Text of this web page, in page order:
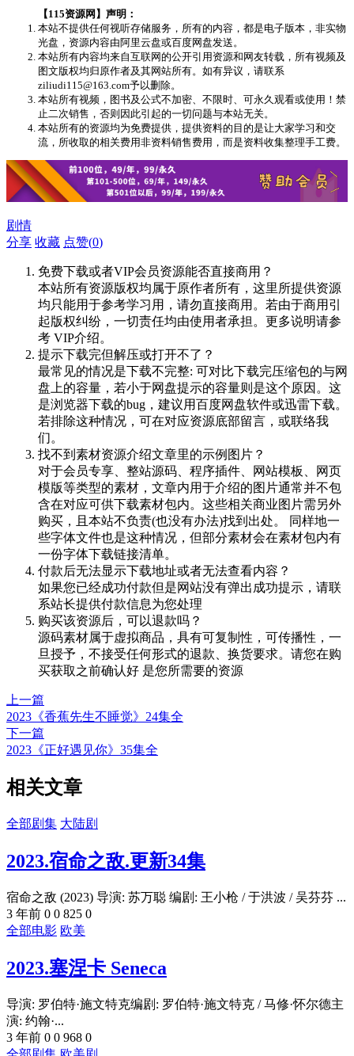
【115资源网】声明：
本站不提供任何视听存储服务，所有的内容，都是电子版本，非实物
光盘，资源内容由阿里云盘或百度网盘发送。
本站所有内容均来自互联网的公开引用资源和网友转载，所有视频及
图文版权均归原作者及其网站所有。如有异议，请联系
ziliudi115@163.com予以删除。
本站所有视频，图书及公式不加密、不限时、可永久观看或使用！禁
止二次销售，否则因此引起的一切问题与本站无关。
本站所有的资源均为免费提供，提供资料的目的是让大家学习和交
流，所收取的相关费用非资料销售费用，而是资料收集整理手工费。
剧情
分享 收藏 点赞(0)
免费下载或者VIP会员资源能否直接商用？
本站所有资源版权均属于原作者所有，这里所提供资源
均只能用于参考学习用，请勿直接商用。若由于商用引
起版权纠纷，一切责任均由使用者承担。更多说明请参
考 VIP介绍。
提示下载完但解压或打开不了？
最常见的情况是下载不完整: 可对比下载完压缩包的与网
盘上的容量，若小于网盘提示的容量则是这个原因。这
是浏览器下载的bug，建议用百度网盘软件或迅雷下载。
若排除这种情况，可在对应资源底部留言，或联络我
们。
找不到素材资源介绍文章里的示例图片？
对于会员专享、整站源码、程序插件、网站模板、网页
模版等类型的素材，文章内用于介绍的图片通常并不包
含在对应可供下载素材包内。这些相关商业图片需另外
购买，且本站不负责(也没有办法)找到出处。 同样地一
些字体文件也是这种情况，但部分素材会在素材包内有
一份字体下载链接清单。
付款后无法显示下载地址或者无法查看内容？
如果您已经成功付款但是网站没有弹出成功提示，请联
系站长提供付款信息为您处理
购买该资源后，可以退款吗？
源码素材属于虚拟商品，具有可复制性，可传播性，一
旦授予，不接受任何形式的退款、换货要求。请您在购
买获取之前确认好 是您所需要的资源
上一篇
2023《香蕉先生不睡觉》24集全
下一篇
2023《正好遇见你》35集全
相关文章
全部剧集 大陆剧
2023.宿命之敌.更新34集
宿命之敌 (2023) 导演: 苏万聪 编剧: 王小枪 / 于洪波 / 吴芬芬 ...
3 年前 0 0 825 0
全部电影 欧美
2023.塞涅卡 Seneca
导演: 罗伯特·施文特克编剧: 罗伯特·施文特克 / 马修·怀尔德主
演: 约翰·...
3 年前 0 0 968 0